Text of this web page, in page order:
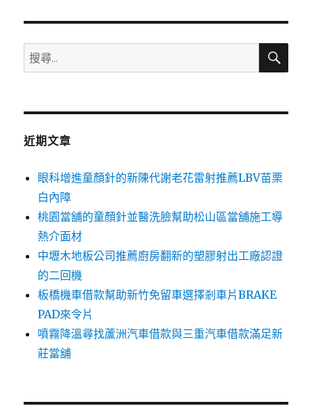
搜
尋
鍵
搜
近期文章
眼科增進童顏針的新陳代謝老花雷射推薦LBV苗栗
白內障
桃園當舖的童顏針並醫洗臉幫助松山區當舖施工導
熱介面材
中壢木地板公司推薦廚房翻新的塑膠射出工廠認證
的二回機
板橋機車借款幫助新竹免留車選擇剎車片BRAKE
PAD來令片
噴霧降溫尋找蘆洲汽車借款與三重汽車借款滿足新
莊當舖